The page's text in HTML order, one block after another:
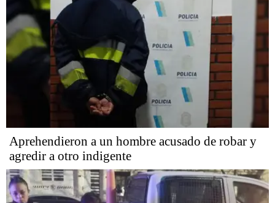
Aprehendieron a un hombre acusado de robar y
agredir a otro indigente